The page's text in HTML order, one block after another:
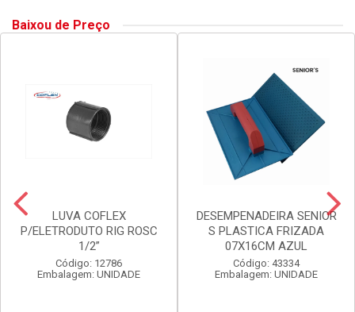
Baixou de Preço
LUVA COFLEX
P/ELETRODUTO RIG ROSC
1/2”
Código: 12786
Embalagem: UNIDADE
DESEMPENADEIRA SENIOR
S PLASTICA FRIZADA
07X16CM AZUL
Código: 43334
Embalagem: UNIDADE